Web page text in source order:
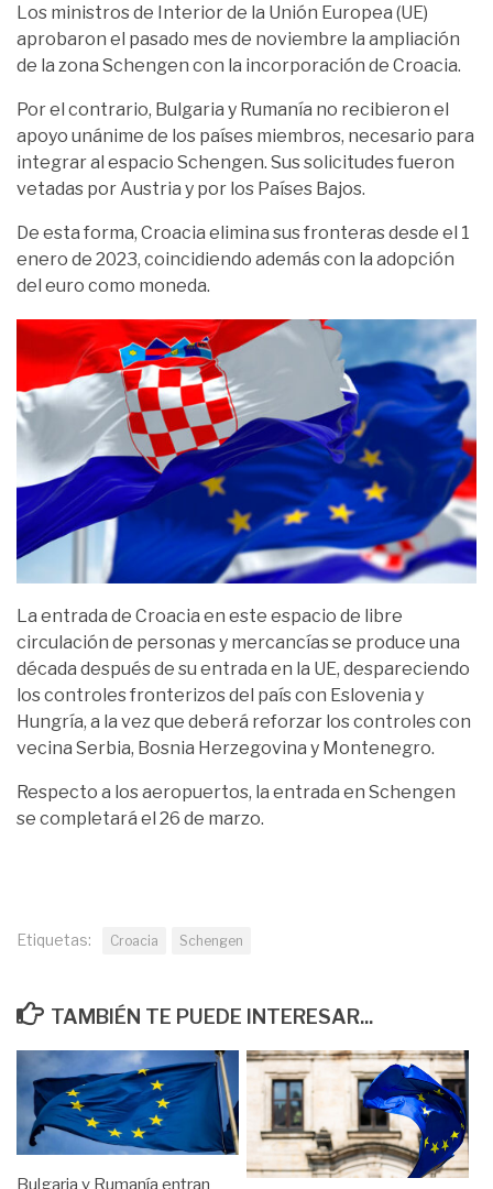
Los ministros de Interior de la Unión Europea (UE)
aprobaron el pasado mes de noviembre la ampliación
de la zona Schengen con la incorporación de Croacia.
Por el contrario, Bulgaria y Rumanía no recibieron el
apoyo unánime de los países miembros, necesario para
integrar al espacio Schengen. Sus solicitudes fueron
vetadas por Austria y por los Países Bajos.
De esta forma, Croacia elimina sus fronteras desde el 1
enero de 2023, coincidiendo además con la adopción
del euro como moneda.
La entrada de Croacia en este espacio de libre
circulación de personas y mercancías se produce una
década después de su entrada en la UE, despareciendo
los controles fronterizos del país con Eslovenia y
Hungría, a la vez que deberá reforzar los controles con
vecina Serbia, Bosnia Herzegovina y Montenegro.
Respecto a los aeropuertos, la entrada en Schengen
se completará el 26 de marzo.
Etiquetas: Croacia Schengen
TAMBIÉN TE PUEDE INTERESAR...
Bulgaria y Rumanía entran